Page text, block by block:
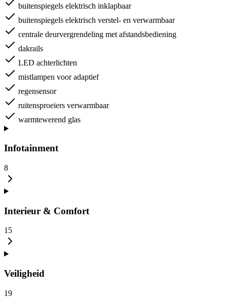
buitenspiegels elektrisch inklapbaar
buitenspiegels elektrisch verstel- en verwarmbaar
centrale deurvergrendeling met afstandsbediening
dakrails
LED achterlichten
mistlampen voor adaptief
regensensor
ruitensproeiers verwarmbaar
warmtewerend glas
Infotainment
8
Interieur & Comfort
15
Veiligheid
19